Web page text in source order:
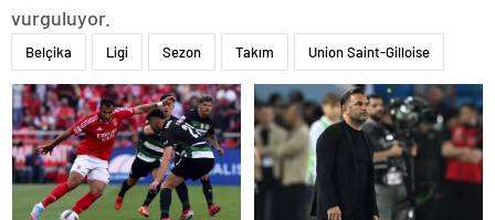
vurguluyor.
Belçika Ligi Sezon Takım Union Saint-Gilloise